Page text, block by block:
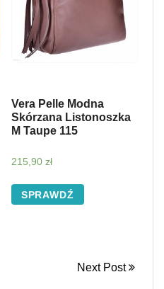
Vera Pelle Modna
Skórzana Listonoszka
M Taupe 115
215,90 zł
SPRAWDŹ
Next Post